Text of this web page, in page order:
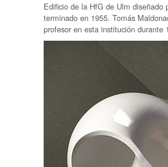
Edificio de la HfG de Ulm diseñado
terminado en 1955. Tomás
profesor en esta institución durante